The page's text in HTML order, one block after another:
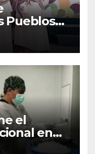
Pueblos
del
el
en